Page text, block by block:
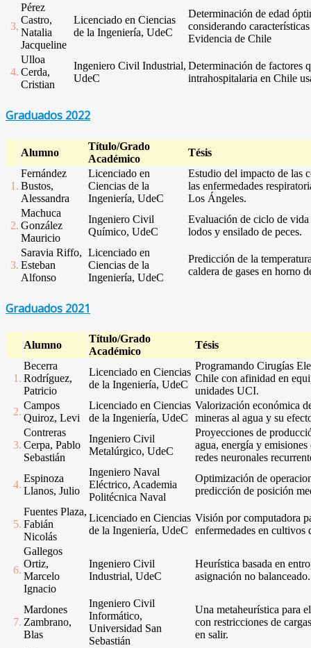
3,
Pérez
Castro,
Natalia
Jacqueline
Licenciado en Ciencias
de la Ingeniería, UdeC
Determinación de edad
considerando
Evidencia de Chile
4.
Ulloa
Cerda,
Cristian
Ingeniero Civil Industrial,
UdeC
Determinación de factores
intrahospitalaria en Chile
Graduados 2022
Alumno
Título/Grado
Académico
Tésis
1.
Fernández
Bustos,
Alessandra
Licenciado en
Ciencias de la
Ingeniería, UdeC
Estudio del impacto de las
las enfermedades
Los Ángeles.
2.
Machuca
González
Mauricio
Ingeniero Civil
Químico, UdeC
Evaluación de ciclo de
lodos y ensilado de peces.
3.
Saravia Riffo,
Esteban
Alfonso
Licenciado en
Ciencias de la
Ingeniería, UdeC
Predicción de la
caldera de gases en horno
Graduados 2021
Alumno
Título/Grado
Académico
Tésis
1.
Becerra
Rodríguez,
Patricio
Licenciado en Ciencias
de la Ingeniería, UdeC
Programando Cirugías
Chile con afinidad en
unidades UCI.
2.
Campos
Quiroz, Levi
Licenciado en Ciencias
de la Ingeniería, UdeC
Valorización económica
mineras al agua y su
3.
Contreras
Cerpa, Pablo
Sebastián
Ingeniero Civil
Metalúrgico, UdeC
Proyecciones de
agua, energía y
redes neuronales
4.
Espinoza
Llanos, Julio
Ingeniero Naval
Eléctrico, Academia
Politécnica Naval
Optimización de
predicción de posición
5.
Fuentes Plaza,
Fabián
Nicolás
Licenciado en Ciencias
de la Ingeniería, UdeC
Visión por computadora
enfermedades en cultivos
6.
Gallegos
Ortiz,
Marcelo
Ignacio
Ingeniero Civil
Industrial, UdeC
Heurística basada en
asignación no balanceado.
7.
Mardones
Zambrano,
Blas
Ingeniero Civil
Informático,
Universidad San
Sebastián
Una metaheurística para
con restricciones de
en salir.